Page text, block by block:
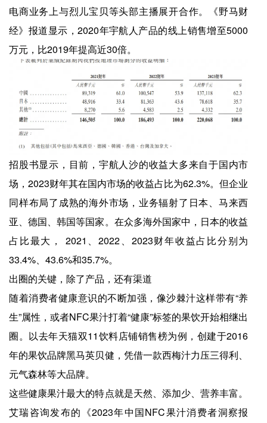
电商业务上与烈儿宝贝等头部主播展开合作。《野马财
经》报道显示，2020年宇航人产品的线上销售增至5000
万元，比2019年提高近30倍。
招股书显示，目前，宇航人沙的收益大多来自于国内市
场，2023财年其在国内市场的收益占比为62.3%。但企业
同样布局了成熟的海外市场，业务辐射了日本、马来西
亚、德国、韩国等国家。在众多海外国家中，日本的收益
占比最大， 2021、2022、2023财年收益占比分别为
33.4%、43.6%和35.7%。
出圈的关键，除了产品，还有渠道
随着消费者健康意识的不断加强，像沙棘汁这样带有“养
生”属性，或者NFC果汁打着“健康”标签的果饮开始相继出
圈。以去年天猫双11饮料店铺销售榜为例，创建于2016
年的果饮品牌黑马英贝健，凭借一款西梅汁力压三得利、
元气森林等大品牌。
这些健康果汁最大的特点就是天然、添加少、营养丰富。
艾瑞咨询发布的《2023年中国NFC果汁消费者洞察报